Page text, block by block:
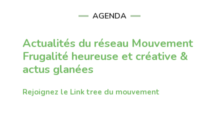
AGENDA
Actualités du réseau Mouvement
Frugalité heureuse et créative &
actus glanées
Rejoignez le Link tree du mouvement